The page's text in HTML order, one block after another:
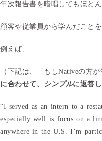
年次報告書を暗唱してもほと
顧客や従業員から学んだこと
例えば、
（下記は、「もしNativeの方
に合わせて、 シンプルに返答
“I served as an intern to a
especially well is focus on a
anywhere in the U.S. I’m